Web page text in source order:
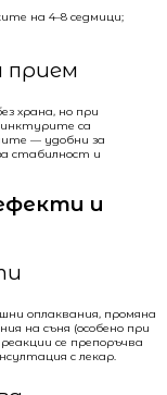
на 4–8 седмици;
прием
храна, но при
са
— удобни за
стабилност и
и
оплаквания, промяна
на съня (особено при
се препоръчва
с лекар.